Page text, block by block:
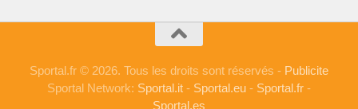
Sportal.fr © 2026. Tous les droits sont réservés - Publicite
Sportal Network: Sportal.it - Sportal.eu - Sportal.fr -
Sportal.es